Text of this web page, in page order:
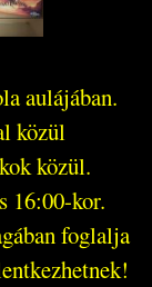
aulájában.
közül
közül.
16:00-kor.
foglalja